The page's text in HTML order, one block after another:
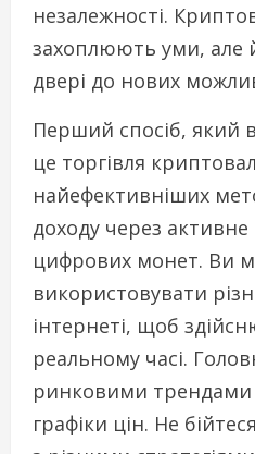
незалежності.
захоплюють уми, але
двері до нових
Перший спосіб, який
це торгівля
найефективніших
доходу через
цифрових монет. Ви
використовувати
інтернеті, щоб
реальному часі.
ринковими трендами
графіки цін. Не